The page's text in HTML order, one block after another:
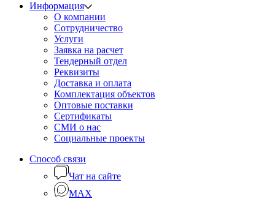
Информация
О компании
Сотрудничество
Услуги
Заявка на расчет
Тендерный отдел
Реквизиты
Доставка и оплата
Комплектация объектов
Оптовые поставки
Сертификаты
СМИ о нас
Социальные проекты
Способ связи
Чат на сайте
MAX